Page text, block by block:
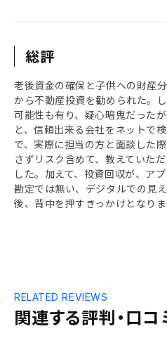
総評
老後資金の確保と子供への財産
から不動産投資を勧められた。
可能性も有り、疑心暗鬼だった
と、信頼出来る会社をネットで
で、実際に担当の方と面談した
さずリスク含めて、教えていた
した。加えて、投資回収が、ア
勘定では無い、デジタルでの見
後、背中を押すきっかけとなりま
関連する評判・口コ
RELATED REVIEWS